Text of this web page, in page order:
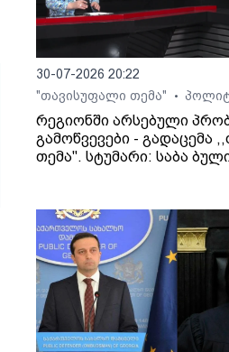
30-07-2026 20:22
"თავისუფალი თემა"
•
რეგიონში არსებული
გამოწვევები - გადაცემა
თემა". სტუმარი: საბა